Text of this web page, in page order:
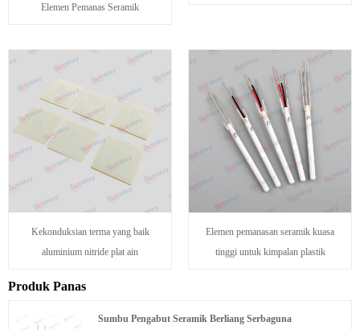
Elemen Pemanas Seramik
Kekonduksian terma yang baik
aluminium nitride plat ain
Elemen pemanasan seramik kuasa
tinggi untuk kimpalan plastik
Produk Panas
Sumbu Pengabut Seramik Berliang Serbaguna